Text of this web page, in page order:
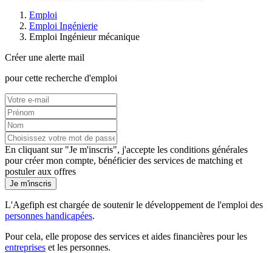
Emploi
Emploi Ingénierie
Emploi Ingénieur mécanique
Créer une alerte mail
pour cette recherche d'emploi
En cliquant sur "Je m'inscris", j'accepte les conditions générales
pour créer mon compte, bénéficier des services de matching et
postuler aux offres
Je m'inscris
L'Agefiph est chargée de soutenir le développement de l'emploi des
personnes handicapées.
Pour cela, elle propose des services et aides financières pour les
entreprises et les personnes.